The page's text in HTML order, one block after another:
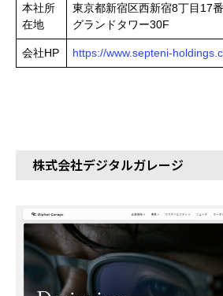
本社所
在地
東京都新宿区西新宿8丁目17
グランドタワー30F
会社HP https://www.septeni-
株式会社デジタルガレージ